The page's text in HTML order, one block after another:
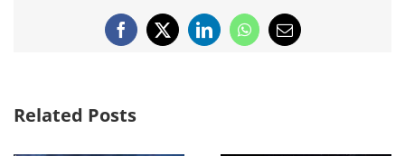
Facebook
X LinkedInWhatsApp
Email
Related Posts